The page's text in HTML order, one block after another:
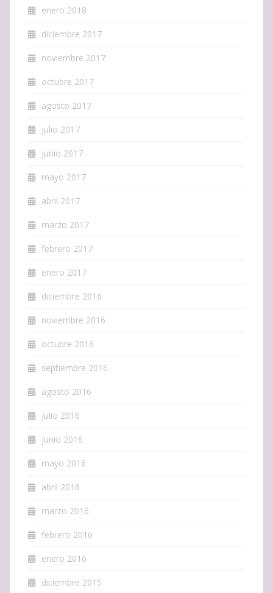
enero 2018
diciembre 2017
noviembre 2017
octubre 2017
agosto 2017
julio 2017
junio 2017
mayo 2017
abril 2017
marzo 2017
febrero 2017
enero 2017
diciembre 2016
noviembre 2016
octubre 2016
septiembre 2016
agosto 2016
julio 2016
junio 2016
mayo 2016
abril 2016
marzo 2016
febrero 2016
enero 2016
diciembre 2015